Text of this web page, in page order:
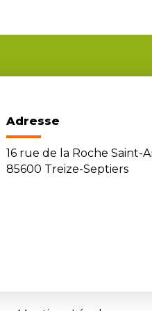
Adresse
16 rue de la Roche Saint-
85600 Treize-Septiers